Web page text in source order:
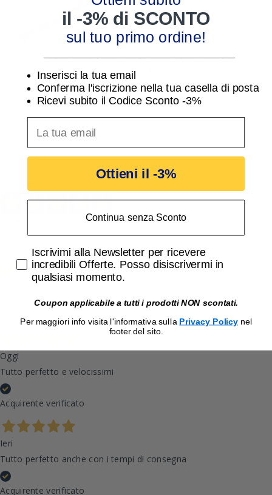
Cavo di rete rigido
Ethernet Cat.5E UTP
LSZH 24AWG CU al metro
0,25 €
cat.6 in CCA colore grigio
2 metri GBC
1,70 €
recensioni
Le nostre recensioni a 4 e 5 stelle.
Clicca qui per leggerle tutte >
Precedente
Successivo
Oggi
Tutto perfetto e velocissimi
Acquirente verificato
Ieri
Tutto perfetto anche con i tempi di consegna
Acquirente verificato
il -3% di SCONTO
sul tuo primo ordine!
Inserisci la tua email
Conferma l'iscrizione nella tua casella di posta
Ricevi subito il Codice Sconto -3%
Ottieni il -3%
Continua senza Sconto
Accetta di ricevere email promozionali
Iscrivimi alla Newsletter per ricevere
incredibili Offerte. Posso disiscrivermi in
qualsiasi momento.
Coupon applicabile a tutti i prodotti NON scontati.
Per maggiori info visita l'informativa sulla Privacy Policy nel
footer del sito.